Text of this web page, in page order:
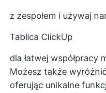
z zespołem i używaj
Tablica ClickUp
dla łatwej współpracy
Możesz także
oferując unikalne